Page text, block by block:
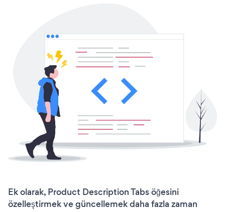
Ek olarak, Product Description Tabs öğesini
özelleştirmek ve güncellemek daha fazla zaman